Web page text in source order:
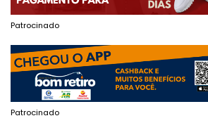
Patrocinado
Patrocinado